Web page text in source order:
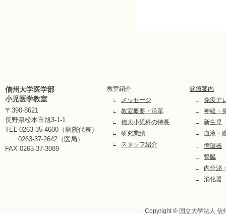
信州大学医学部
小児医学教室
〒390-8621
長野県松本市旭3-1-1
TEL 0263-35-4600（病院代表）
0263-37-2642（医局）
FAX 0263-37-3089
教室紹介
∟ メッセージ
∟ 教室概要・沿革
∟ 信大小児科の特長
∟ 研究業績
∟ スタッフ紹介
診療案内
∟ 免疫ア
∟ 神経・
∟ 新生児
∟ 血液・
∟ 循環器
∟ 腎臓
∟ 内分泌
∟ 消化器
Copyright © 国立大学法人 信